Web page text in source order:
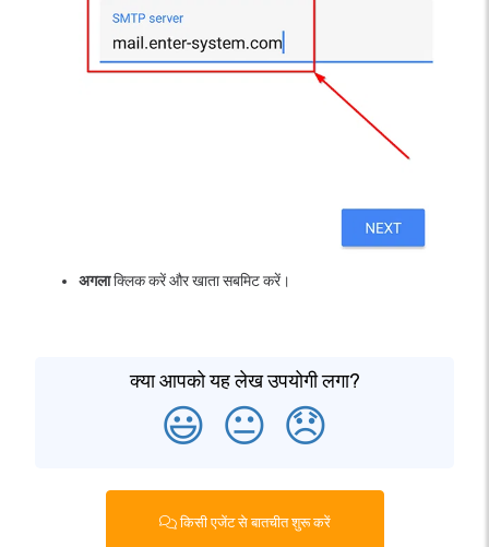
अगलाक्लिक करें और खाता सबमिट करें।
क्या आपको यह लेख उपयोगी लगा?
😃 😐 😞
किसी एजेंट से बातचीत शुरू करें